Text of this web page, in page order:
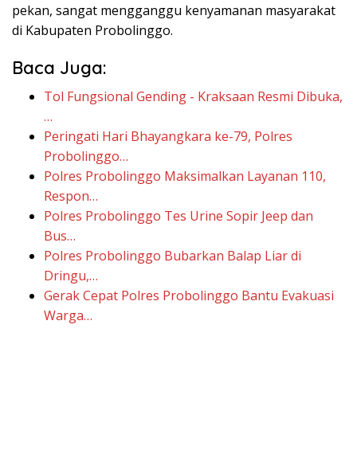
pekan, sangat mengganggu kenyamanan masyarakat
di Kabupaten Probolinggo.
Baca Juga:
Tol Fungsional Gending - Kraksaan Resmi Dibuka,
…
Peringati Hari Bhayangkara ke-79, Polres
Probolinggo…
Polres Probolinggo Maksimalkan Layanan 110,
Respon…
Polres Probolinggo Tes Urine Sopir Jeep dan
Bus…
Polres Probolinggo Bubarkan Balap Liar di
Dringu,…
Gerak Cepat Polres Probolinggo Bantu Evakuasi
Warga…